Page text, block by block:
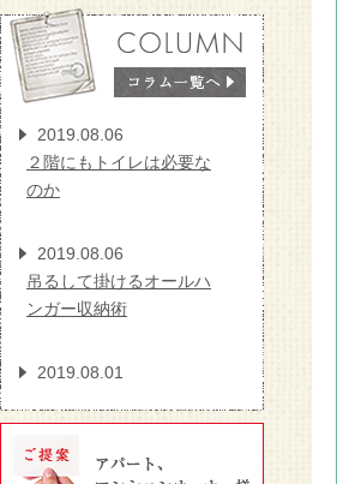
2019.08.06
２階にもトイレは必要な
のか
2019.08.06
吊るして掛けるオールハ
ンガー収納術
2019.08.01
に変えるだけでお部屋の
印象が変わる！